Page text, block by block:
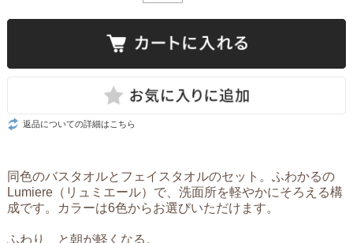
返品についての詳細はこちら
同色のバスタオルとフェイスタオルのセット。ふわかるの
Lumiere（リュミエール）で、洗面所を軽やかにそろえる構
成です。カラーは6色からお選びいただけます。
ふわり、と朝が軽くなる。